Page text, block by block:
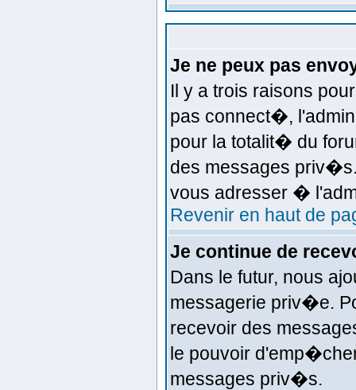
Je ne peux pas
Il y a trois raisons
pas connect�,
pour la totalit� du
des messages
vous adresser �
Revenir en haut de
Je continue de
Dans le futur, nous
messagerie priv�e.
recevoir des
le pouvoir
messages priv�s.